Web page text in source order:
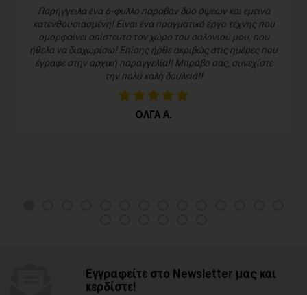
Παρήγγειλα ένα 6-φυλλο παραβάν δύο όψεων και έμεινα
κατενθουσιασμένη! Είναι ένα πραγματικό έργο τέχνης που
ομορφαίνει απίστευτα τον χώρο του σαλονιού μου, που
ήθελα να διαχωρίσω! Επίσης ήρθε ακριβώς στις ημέρες που
έγραφε στην αρχική παραγγελία!! Μπράβο σας, συνεχίστε
την πολύ καλή δουλειά!!
ΟΛΓΑ Α.
Εγγραφείτε στο Newsletter μας και
κερδίστε!